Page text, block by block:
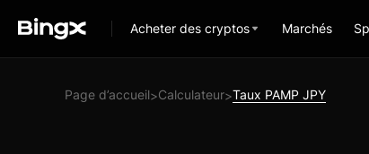
Acheter des cryptos Marchés
Page d’accueil>Calculateur>Taux PAMP JPY